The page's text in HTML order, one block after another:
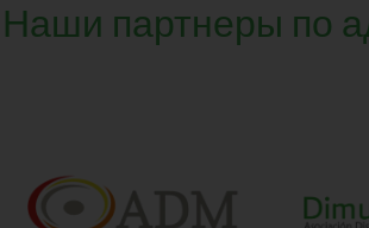
Наши партнеры по